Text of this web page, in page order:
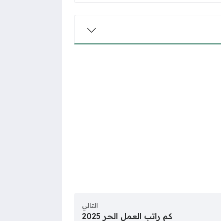
التالي
كم راتب العمل الحر 2025